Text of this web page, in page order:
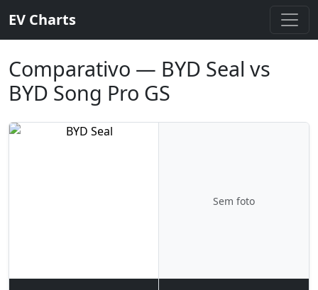
EV Charts
Comparativo — BYD Seal vs
BYD Song Pro GS
Sem foto